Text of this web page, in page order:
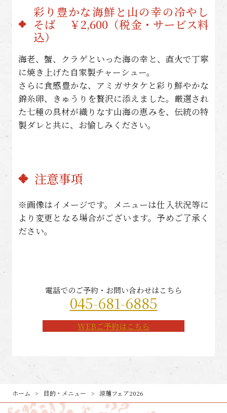
彩り豊かな海鮮と山の幸の冷やし
そば ￥2,600（税金・サービス料
込）
海老、蟹、クラゲといった海の幸と、直火で丁寧
に焼き上げた自家製チャーシュー。
さらに食感豊かな、アミガサタケと彩り鮮やかな
錦糸卵、きゅうりを贅沢に添えました。厳選され
た七種の具材が織りなす山海の恵みを、伝統の特
製ダレと共に、お愉しみください。
注意事項
※画像はイメージです。メニューは仕入状況等に
より変更となる場合がございます。予めご了承く
ださい。
電話でのご予約・お問い合わせはこちら
045-681-6885
WEBご予約はこちら
ホーム 目的・メニュー 涼麺フェア2026